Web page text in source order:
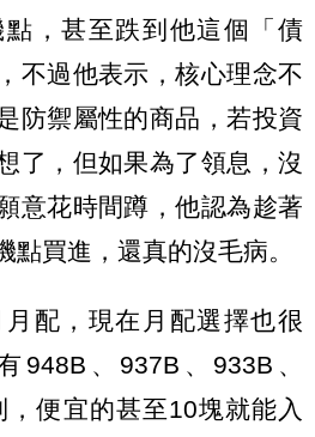
，甚至跌到他這個「債
不過他表示，核心理念不
防禦屬性的商品，若投資
了，但如果為了領息，沒
意花時間蹲，他認為趁著
點買進，還真的沒毛病。
配，現在月配選擇也很
948B、937B、933B、
便宜的甚至10塊就能入